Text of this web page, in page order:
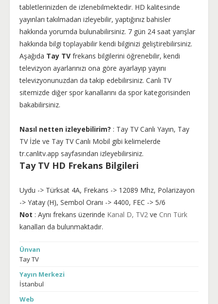
tabletlerinizden de izlenebilmektedir. HD kalitesinde
yayınları takılmadan izleyebilir, yaptığınız bahisler
hakkında yorumda bulunabilirsiniz. 7 gün 24 saat yarışlar
hakkında bilgi toplayabilir kendi bilginizi geliştirebilirsiniz.
Aşağıda Tay TV frekans bilgilerini öğrenebilir, kendi
televizyon ayarlarınızı ona göre ayarlayıp yayını
televizyonunuzdan da takip edebilirsiniz. Canlı TV
sitemizde diğer spor kanallarını da spor kategorisinden
bakabilirsiniz.
Nasıl netten izleyebilirim? : Tay TV Canlı Yayın, Tay
TV İzle ve Tay TV Canlı Mobil gibi kelimelerde
tr.canlitv.app sayfasından izleyebilirsiniz.
Tay TV HD Frekans Bilgileri
Uydu -> Türksat 4A, Frekans -> 12089 Mhz, Polarizayon
-> Yatay (H), Sembol Oranı -> 4400, FEC -> 5/6
Not : Aynı frekans üzerinde Kanal D, TV2 ve Cnn Türk
kanalları da bulunmaktadır.
Ünvan
Tay TV
Yayın Merkezi
İstanbul
Web